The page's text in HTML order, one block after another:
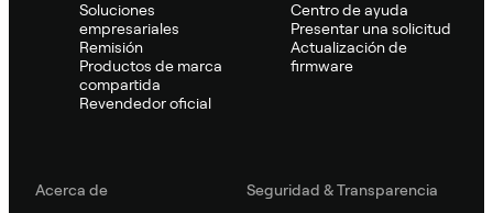
Soluciones
empresariales
Remisión
Productos de marca
compartida
Revendedor oficial
Centro de ayuda
Presentar una solicitud
Actualización de
firmware
Acerca de
Seguridad & Transparencia